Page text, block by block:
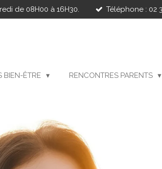
de 08H00 à 16H30. Téléphone : 02
BIEN-ÊTRE RENCONTRES PARENTS